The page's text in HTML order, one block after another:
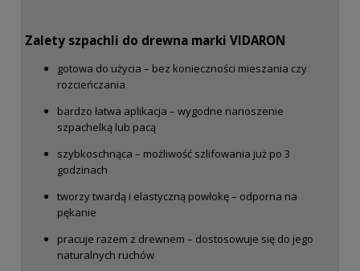
Zalety szpachli do drewna marki VIDARON
gotowa do użycia – bez konieczności mieszania czy
rozcieńczania
bardzo łatwa aplikacja – wygodne nanoszenie
szpachelką lub pacą
szybkoschnąca – możliwość szlifowania już po 3
godzinach
tworzy twardą i elastyczną powłokę – odporna na
pękanie
pracuje razem z drewnem – dostosowuje się do jego
naturalnych ruchów